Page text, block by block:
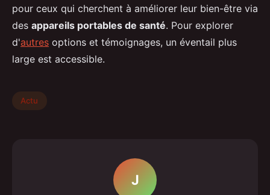
pour ceux qui cherchent à améliorer leur bien-être via
des appareils portables de santé. Pour explorer
d'autres options et témoignages, un éventail plus
large est accessible.
Actu
J